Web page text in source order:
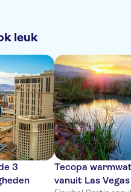
leuk
3
Tecopa
vanuit Las Vegas